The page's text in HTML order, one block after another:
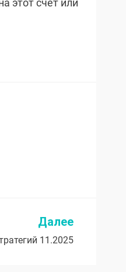
этот счет или
Далее
11.2025